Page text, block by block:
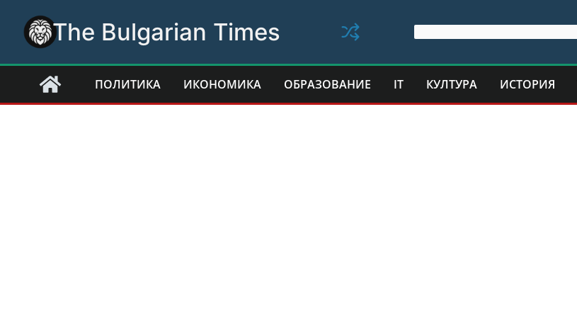
content
The Bulgarian Times
ПОЛИТИКА ИКОНОМИКА ОБРАЗОВАНИЕ IT КУЛТУРА ИСТОРИЯ